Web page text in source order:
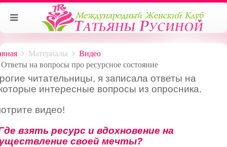
Материалы
Видео
Ответы на вопросы про ресурсное состояние
читательницы, я записала ответы на
интересные вопросы из опросника.
видео!
взять ресурс и вдохновение на
своей мечты?